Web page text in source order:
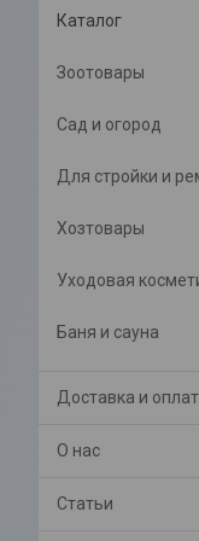
Каталог
Зоотовары
Сад и огород
Для стройки и
Хозтовары
Уходовая
Баня и сауна
Доставка и
О нас
Статьи